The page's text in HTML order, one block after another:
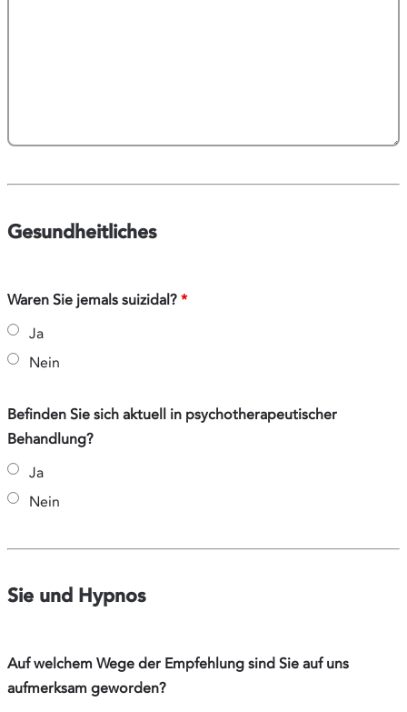
Gesundheitliches
Waren Sie jemals suizidal? *
Ja
Nein
Befinden Sie sich aktuell in psychotherapeutischer
Behandlung?
Ja
Nein
Sie und Hypnos
Auf welchem Wege der Empfehlung sind Sie auf uns
aufmerksam geworden?